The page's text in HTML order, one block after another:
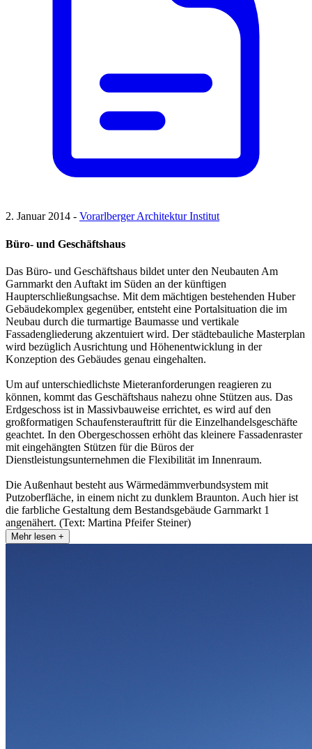
2. Januar 2014 - Vorarlberger Architektur Institut
Büro- und Geschäftshaus
Das Büro- und Geschäftshaus bildet unter den Neubauten Am
Garnmarkt den Auftakt im Süden an der künftigen
Haupterschließungsachse. Mit dem mächtigen bestehenden Huber
Gebäudekomplex gegenüber, entsteht eine Portalsituation die im
Neubau durch die turmartige Baumasse und vertikale
Fassadengliederung akzentuiert wird. Der städtebauliche Masterplan
wird bezüglich Ausrichtung und Höhenentwicklung in der
Konzeption des Gebäudes genau eingehalten.
Um auf unterschiedlichste Mieteranforderungen reagieren zu
können, kommt das Geschäftshaus nahezu ohne Stützen aus. Das
Erdgeschoss ist in Massivbauweise errichtet, es wird auf den
großformatigen Schaufensterauftritt für die Einzelhandelsgeschäfte
geachtet. In den Obergeschossen erhöht das kleinere Fassadenraster
mit eingehängten Stützen für die Büros der
Dienstleistungsunternehmen die Flexibilität im Innenraum.
Die Außenhaut besteht aus Wärmedämmverbundsystem mit
Putzoberfläche, in einem nicht zu dunklem Braunton. Auch hier ist
die farbliche Gestaltung dem Bestandsgebäude Garnmarkt 1
angenähert. (Text: Martina Pfeifer Steiner)
Mehr lesen +